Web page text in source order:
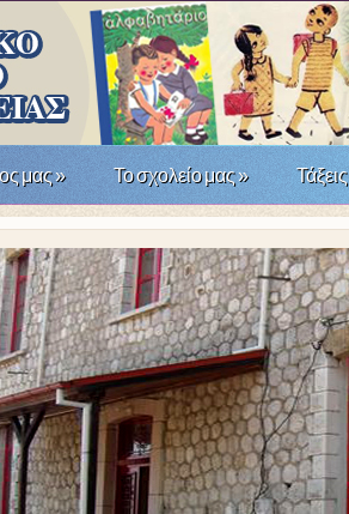
μας» Το σχολείο μας» Τάξεις
την Επανάσταση του '21; Μια